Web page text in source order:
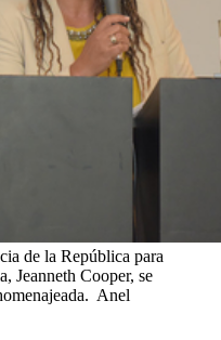
de la República para
Jeanneth Cooper, se
Anel